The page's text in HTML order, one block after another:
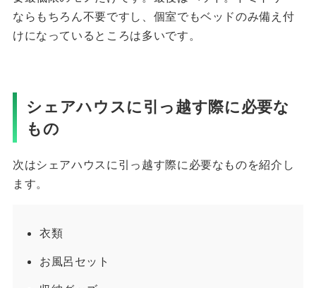
ならもちろん不要ですし、個室でもベッドのみ備え付
けになっているところは多いです。
シェアハウスに引っ越す際に必要な
もの
次はシェアハウスに引っ越す際に必要なものを紹介し
ます。
衣類
お風呂セット